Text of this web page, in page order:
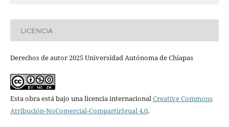
LICENCIA
Derechos de autor 2025 Universidad Autónoma de Chiapas
Esta obra está bajo una licencia internacionalCreative Commons
Atribución-NoComercial-CompartirIgual 4.0.